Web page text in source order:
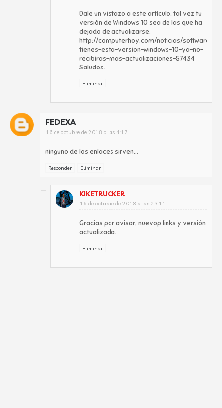
Dale un vistazo a este artículo, tal vez tu
versión de Windows 10 sea de las que ha
dejado de actualizarse:
http://computerhoy.com/noticias/software/si-
tienes-esta-version-windows-10-ya-no-
recibiras-mas-actualizaciones-57434
Saludos.
Eliminar
FEDEXA
16 de octubre de 2018 a las 4:17
ninguno de los enlaces sirven...
Responder Eliminar
KIKETRUCKER
16 de octubre de 2018 a las 23:11
Gracias por avisar, nuevop links y versión
actualizada.
Eliminar